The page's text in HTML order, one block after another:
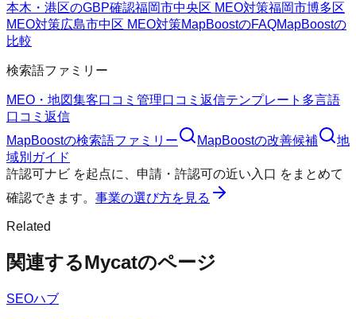
本木・港区のGBP確認福岡市中央区 MEO対策福岡市博多区
MEO対策広島市中区 MEO対策MapBoostのFAQMapBoostの
比較
検索語ファミリー
MEO・地図集客口コミ管理口コミ返信テンプレート 多言語
口コミ返信
MapBoostの検索語ファミリー MapBoostの改善候補
地
域別ガイド
許認可ナビ を起点に、 申請・許認可の近い入口 をまとめて
確認できます。 事業の選び方を見る
Related
関連するMycatのページ
SEOハブ